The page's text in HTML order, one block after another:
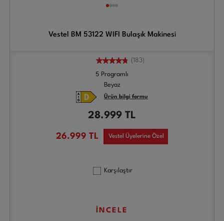
Vestel BM 53122 WIFI Bulaşık Makinesi
(183)
5 Programlı
Beyaz
Ürün bilgi formu
28.999 TL
26.999 TL Vestel Üyelerine Özel
Karşılaştır
İNCELE